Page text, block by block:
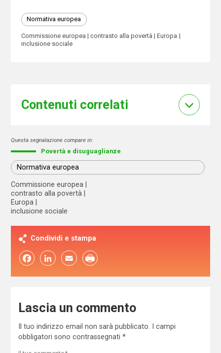
Normativa europea
Commissione europea contrasto alla povertà
Europa
inclusione sociale
Contenuti correlati
Questa segnalazione compare in:
Povertà e disuguaglianze
Normativa europea
Commissione europea
contrasto alla povertà
Europa
inclusione sociale
Condividi e stampa
FacebookLinkedIn Email
Lascia un commento
Il tuo indirizzo email non sarà pubblicato.
I campi
obbligatori sono contrassegnati *